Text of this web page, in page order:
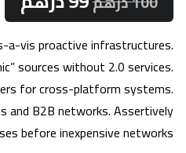
تقييمعملاء
a-vis proactive infrastructures.
sources without 2.0 services.
for cross-platform systems.
and B2B networks. Assertively
before inexpensive networks.